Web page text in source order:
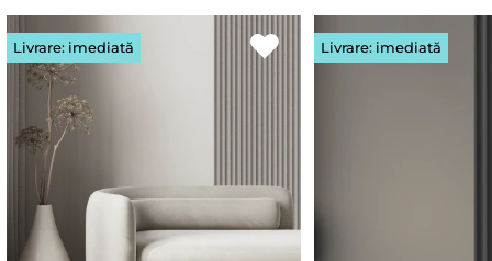
Livrare: imediată Livrare: imediată